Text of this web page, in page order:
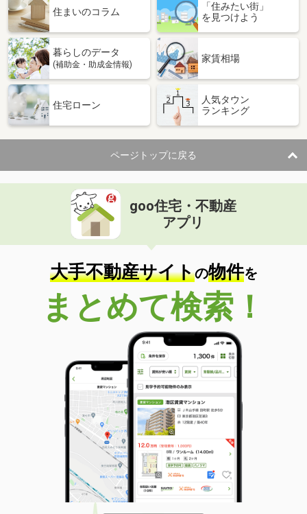
住まいのコラム
「住みたい街」
を見つけよう
暮らしのデータ
(補助金・助成金情報)
家賃相場
住宅ローン
人気タウン
ランキング
ページトップに戻る
goo住宅・不動産
アプリ
大手不動産サイトの物件を
まとめて検索！